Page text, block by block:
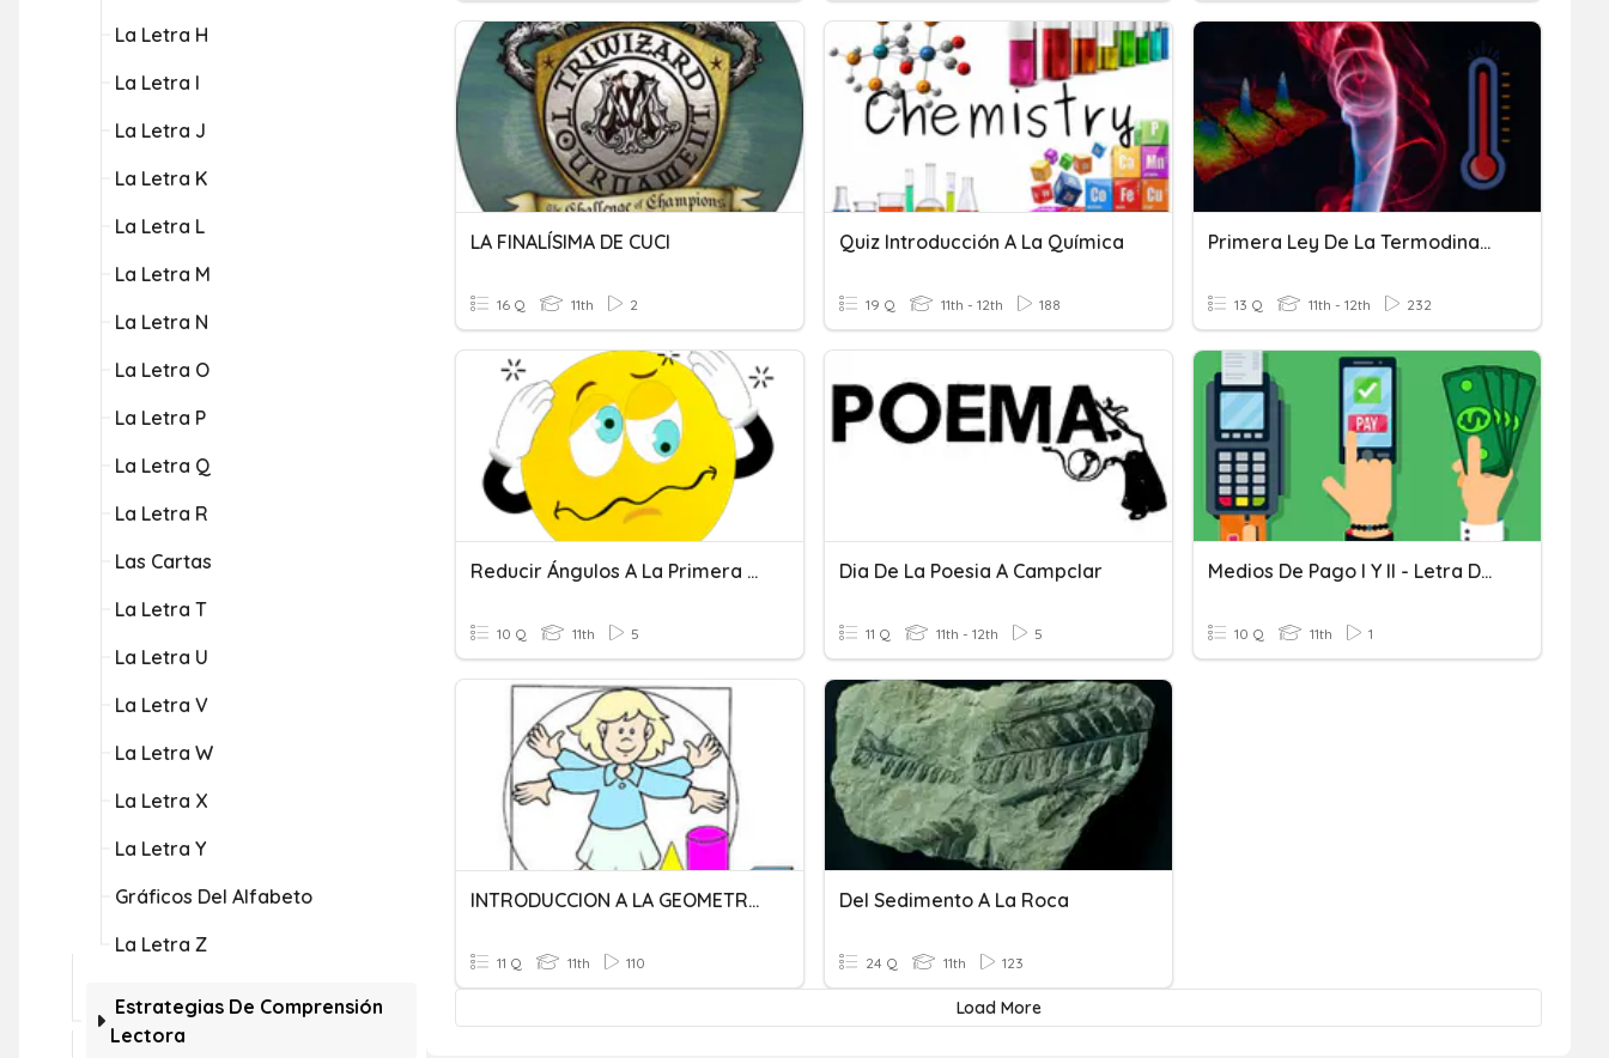
La Letra H
La Letra I
La Letra J
La Letra K
La Letra L
La Letra M
La Letra N
La Letra O
La Letra P
La Letra Q
La Letra R
Las Cartas
La Letra T
La Letra U
La Letra V
La Letra W
La Letra X
La Letra Y
Gráficos Del Alfabeto
La Letra Z
Estrategias De Comprensión
Lectora
LA FINALÍSIMA DE CUCI
16 Q 11th 2
Quiz Introducción A La Química
19 Q 11th - 12th 188
Primera Ley De La Termodinamica
13 Q 11th - 12th 232
Reducir Ángulos A La Primera Vuelta
10 Q 11th 5
Dia De La Poesia A Campclar
11 Q 11th - 12th 5
Medios De Pago I Y II - Letra De Cambio
10 Q 11th 1
INTRODUCCION A LA GEOMETRIA
11 Q 11th 110
Del Sedimento A La Roca
24 Q 11th 123
Load More